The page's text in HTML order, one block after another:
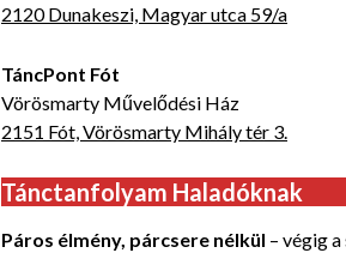
2120 Dunakeszi, Magyar utca 59/a
TáncPont Fót
Vörösmarty Művelődési Ház
2151 Fót, Vörösmarty Mihály tér 3.
Tánctanfolyam Haladóknak
Páros élmény, párcsere nélkül – végig